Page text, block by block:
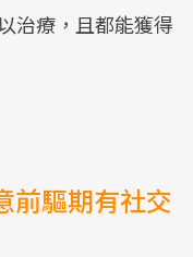
治療，且都能獲得
前驅期有社交